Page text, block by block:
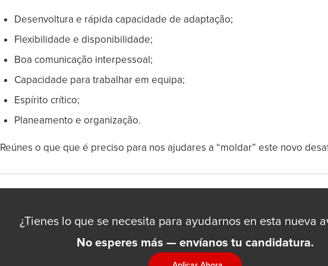
Desenvoltura e rápida capacidade de adaptação;
Flexibilidade e disponibilidade;
Boa comunicação interpessoal;
Capacidade para trabalhar em equipa;
Espírito crítico;
Planeamento e organização.
Reúnes o que que é preciso para nos ajudares a “moldar” este novo
¿Tienes lo que se necesita para ayudarnos en esta nueva
No esperes más — envíanos tu candidatura.